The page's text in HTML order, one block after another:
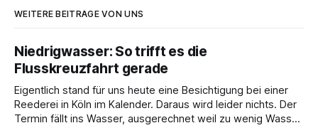
WEITERE BEITRÄGE VON UNS
Niedrigwasser: So trifft es die
Flusskreuzfahrt gerade
Eigentlich stand für uns heute eine Besichtigung bei einer
Reederei in Köln im Kalender. Daraus wird leider nichts. Der
Termin fällt ins Wasser, ausgerechnet weil zu wenig Wasser